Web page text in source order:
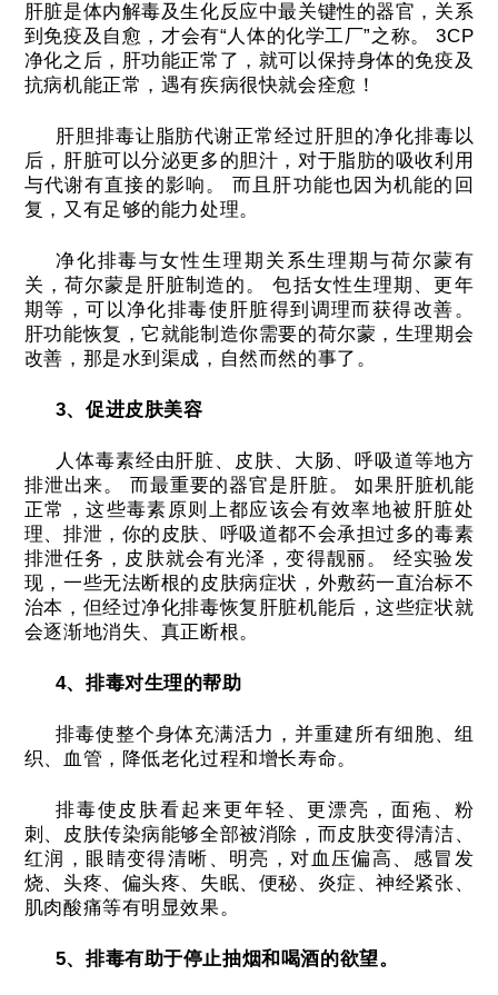
肝脏是体内解毒及生化反应中最关键性的器官，关系
到免疫及自愈，才会有“人体的化学工厂”之称。
3CP
净化之后，肝功能正常了，就可以保持身体的免疫及
抗病机能正常，遇有疾病很快就会痊愈！
肝胆排毒让脂肪代谢正常经过肝胆的净化排毒以
后，肝脏可以分泌更多的胆汁，对于脂肪的吸收利用
与代谢有直接的影响。
而且肝功能也因为机能的回
复，又有足够的能力处理。
净化排毒与女性生理期关系生理期与荷尔蒙有
关，荷尔蒙是肝脏制造的。
包括女性生理期、更年
期等，可以净化排毒使肝脏得到调理而获得改善。
肝功能恢复，它就能制造你需要的荷尔蒙，生理期会
改善，那是水到渠成，自然而然的事了。
3、促进皮肤美容
人体毒素经由肝脏、皮肤、大肠、呼吸道等地方
排泄出来。
而最重要的器官是肝脏。
如果肝脏机能
正常，这些毒素原则上都应该会有效率地被肝脏处
理、排泄，你的皮肤、呼吸道都不会承担过多的毒素
排泄任务，皮肤就会有光泽，变得靓丽。
经实验发
现，一些无法断根的皮肤病症状，外敷药一直治标不
治本，但经过净化排毒恢复肝脏机能后，这些症状就
会逐渐地消失、真正断根。
4、排毒对生理的帮助
排毒使整个身体充满活力，并重建所有细胞、组
织、血管，降低老化过程和增长寿命。
排毒使皮肤看起来更年轻、更漂亮，面疱、粉
刺、皮肤传染病能够全部被消除，而皮肤变得清洁、
红润，眼睛变得清晰、明亮，对血压偏高、感冒发
烧、头疼、偏头疼、失眠、便秘、炎症、神经紧张、
肌肉酸痛等有明显效果。
5、排毒有助于停止抽烟和喝酒的欲望。